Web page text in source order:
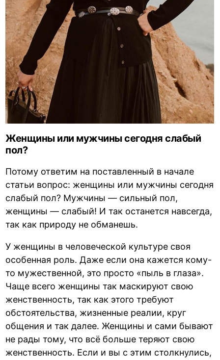
Женщины или мужчины сегодня слабый
пол?
Потому ответим на поставленный в начале
статьи вопрос: женщины или мужчины сегодня
слабый пол? Мужчины — сильный пол,
женщины — слабый! И так останется навсегда,
так как природу не обманешь.
У женщины в человеческой культуре своя
особенная роль. Даже если она кажется кому-
то мужественной, это просто «пыль в глаза».
Чаще всего женщины так маскируют свою
женственность, так как этого требуют
обстоятельства, жизненные реалии, круг
общения и так далее. Женщины и сами бывают
не рады тому, что всё больше теряют свою
женственность. Если и вы с этим столкнулись,